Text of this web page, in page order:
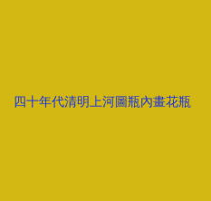
四十年代清明上河圖瓶內畫花瓶